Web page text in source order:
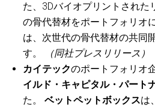
た、3Dバイオプリントされた
の骨代替材をポートフォリオ
は、次世代の骨代替材の共同
す。
（同社プレスリリース）
カイテックのポートフォリオ
イルド・キャピタル・パート
た。ベットペットボックスは